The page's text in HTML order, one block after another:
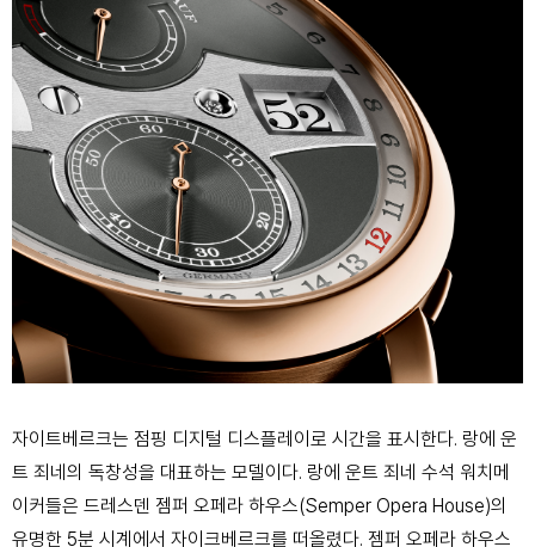
자이트베르크는 점핑 디지털 디스플레이로 시간을 표시한다. 랑에 운
트 죄네의 독창성을 대표하는 모델이다. 랑에 운트 죄네 수석 워치메
이커들은 드레스덴 젬퍼 오페라 하우스(Semper Opera House)의
유명한 5분 시계에서 자이크베르크를 떠올렸다. 젬퍼 오페라 하우스